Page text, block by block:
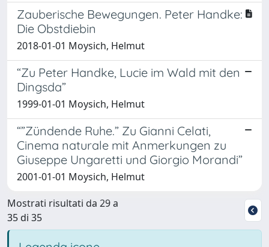
Zauberische Bewegungen. Peter Handke:
Die Obstdiebin
2018-01-01 Moysich, Helmut
“Zu Peter Handke, Lucie im Wald mit den
Dingsda”
1999-01-01 Moysich, Helmut
“”Zündende Ruhe.” Zu Gianni Celati,
Cinema naturale mit Anmerkungen zu
Giuseppe Ungaretti und Giorgio Morandi”
2001-01-01 Moysich, Helmut
Mostrati risultati da 29 a
35 di 35